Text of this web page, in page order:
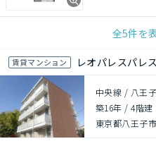
全5件を
賃貸マンション レオパレスパレ
中央線 / 八王
築16年 /4階建
東京都八王子